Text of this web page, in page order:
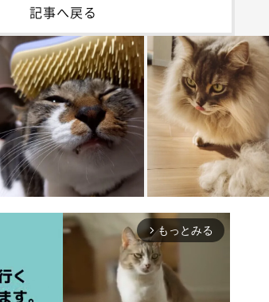
記事へ戻る
arrow_forward_ios もっとみる